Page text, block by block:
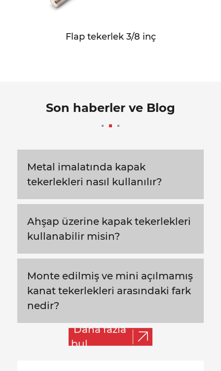
Flap tekerlek 3/8 inç
Son haberler ve Blog
Metal imalatında kapak
tekerlekleri nasıl kullanılır?
Ahşap üzerine kapak tekerlekleri
kullanabilir misin?
Monte edilmiş ve mini açılmamış
kanat tekerlekleri arasındaki fark
nedir?
Daha fazla
bul